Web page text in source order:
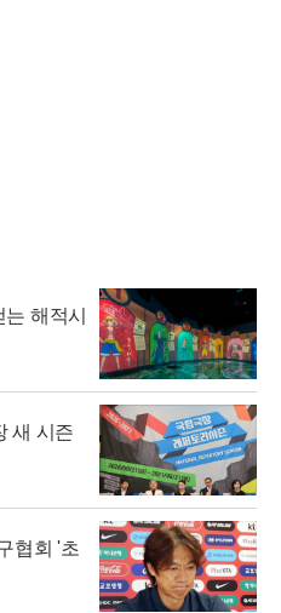
해적시
새 시즌
협회 '초